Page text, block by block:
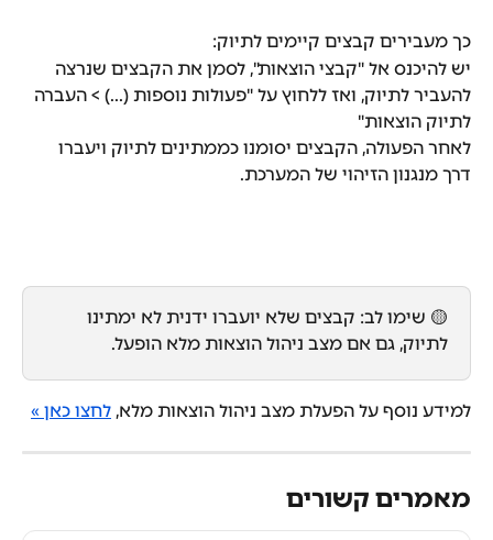
כך מעבירים קבצים קיימים לתיוק:
יש להיכנס אל "קבצי הוצאות", לסמן את הקבצים שנרצה
להעביר לתיוק, ואז ללחוץ על "פעולות נוספות (...) > העברה
לתיוק הוצאות"
לאחר הפעולה, הקבצים יסומנו כממתינים לתיוק ויעברו
דרך מנגנון הזיהוי של המערכת.
🟡 שימו לב: קבצים שלא יועברו ידנית לא ימתינו
לתיוק, גם אם מצב ניהול הוצאות מלא הופעל.
למידע נוסף על הפעלת מצב ניהול הוצאות מלא, לחצו כאן »
מאמרים קשורים